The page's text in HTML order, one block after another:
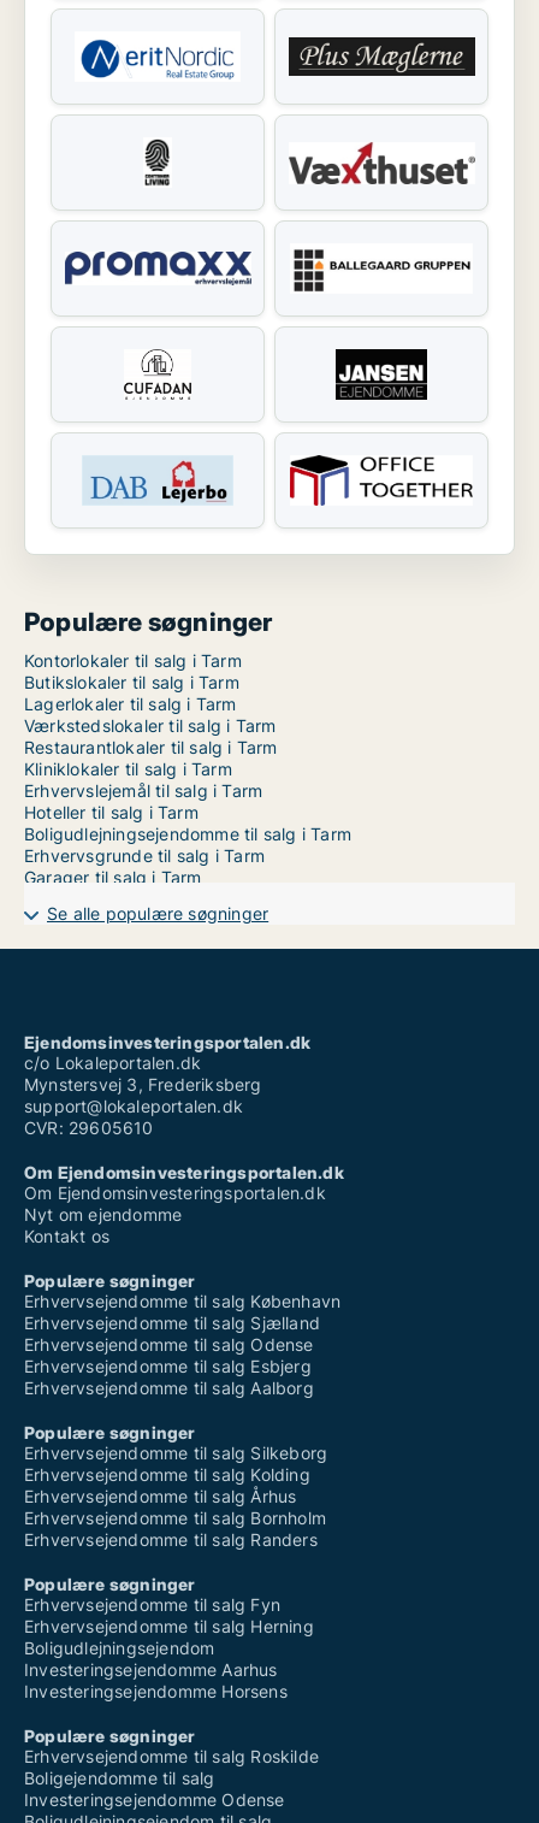
Populære søgninger
Kontorlokaler til salg i Tarm
Butikslokaler til salg i Tarm
Lagerlokaler til salg i Tarm
Værkstedslokaler til salg i Tarm
Restaurantlokaler til salg i Tarm
Kliniklokaler til salg i Tarm
Erhvervslejemål til salg i Tarm
Hoteller til salg i Tarm
Boligudlejningsejendomme til salg i Tarm
Erhvervsgrunde til salg i Tarm
Garager til salg i Tarm
Se alle populære søgninger
Ejendomsinvesteringsportalen.dk
c/o Lokaleportalen.dk
Mynstersvej 3, Frederiksberg
support@lokaleportalen.dk
CVR: 29605610
Om Ejendomsinvesteringsportalen.dk
Om Ejendomsinvesteringsportalen.dk
Nyt om ejendomme
Kontakt os
Populære søgninger
Erhvervsejendomme til salg København
Erhvervsejendomme til salg Sjælland
Erhvervsejendomme til salg Odense
Erhvervsejendomme til salg Esbjerg
Erhvervsejendomme til salg Aalborg
Populære søgninger
Erhvervsejendomme til salg Silkeborg
Erhvervsejendomme til salg Kolding
Erhvervsejendomme til salg Århus
Erhvervsejendomme til salg Bornholm
Erhvervsejendomme til salg Randers
Populære søgninger
Erhvervsejendomme til salg Fyn
Erhvervsejendomme til salg Herning
Boligudlejningsejendom
Investeringsejendomme Aarhus
Investeringsejendomme Horsens
Populære søgninger
Erhvervsejendomme til salg Roskilde
Boligejendomme til salg
Investeringsejendomme Odense